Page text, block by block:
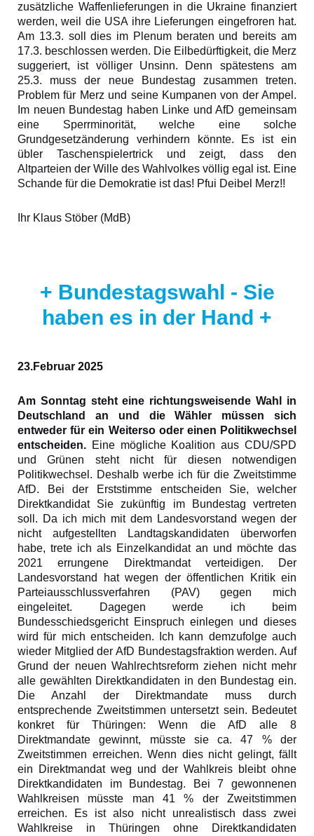
zusätzliche Waffenlieferungen in die Ukraine finanziert
werden, weil die USA ihre Lieferungen eingefroren hat.
Am 13.3. soll dies im Plenum beraten und bereits am
17.3. beschlossen werden. Die Eilbedürftigkeit, die Merz
suggeriert, ist völliger Unsinn. Denn spätestens am
25.3. muss der neue Bundestag zusammen treten.
Problem für Merz und seine Kumpanen von der Ampel.
Im neuen Bundestag haben Linke und AfD gemeinsam
eine Sperrminorität, welche eine solche
Grundgesetzänderung verhindern könnte. Es ist ein
übler Taschenspielertrick und zeigt, dass den
Altparteien der Wille des Wahlvolkes völlig egal ist. Eine
Schande für die Demokratie ist das! Pfui Deibel Merz!!
Ihr Klaus Stöber (MdB)
+ Bundestagswahl - Sie
haben es in der Hand +
23.Februar 2025
Am Sonntag steht eine richtungsweisende Wahl in
Deutschland an und die Wähler müssen sich
entweder für ein Weiterso oder einen Politikwechsel
entscheiden. Eine mögliche Koalition aus CDU/SPD
und Grünen steht nicht für diesen notwendigen
Politikwechsel. Deshalb werbe ich für die Zweitstimme
AfD. Bei der Erststimme entscheiden Sie, welcher
Direktkandidat Sie zukünftig im Bundestag vertreten
soll. Da ich mich mit dem Landesvorstand wegen der
nicht aufgestellten Landtagskandidaten überworfen
habe, trete ich als Einzelkandidat an und möchte das
2021 errungene Direktmandat verteidigen. Der
Landesvorstand hat wegen der öffentlichen Kritik ein
Parteiausschlussverfahren (PAV) gegen mich
eingeleitet. Dagegen werde ich beim
Bundesschiedsgericht Einspruch einlegen und dieses
wird für mich entscheiden. Ich kann demzufolge auch
wieder Mitglied der AfD Bundestagsfraktion werden. Auf
Grund der neuen Wahlrechtsreform ziehen nicht mehr
alle gewählten Direktkandidaten in den Bundestag ein.
Die Anzahl der Direktmandate muss durch
entsprechende Zweitstimmen untersetzt sein. Bedeutet
konkret für Thüringen: Wenn die AfD alle 8
Direktmandate gewinnt, müsste sie ca. 47 % der
Zweitstimmen erreichen. Wenn dies nicht gelingt, fällt
ein Direktmandat weg und der Wahlkreis bleibt ohne
Direktkandidaten im Bundestag. Bei 7 gewonnenen
Wahlkreisen müsste man 41 % der Zweitstimmen
erreichen. Es ist also nicht unrealistisch dass zwei
Wahlkreise in Thüringen ohne Direktkandidaten